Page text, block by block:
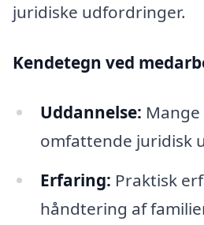
juridiske udfordringer.
Kendetegn ved
Uddannelse:
omfattende juridisk
Erfaring: Praktisk
håndtering af